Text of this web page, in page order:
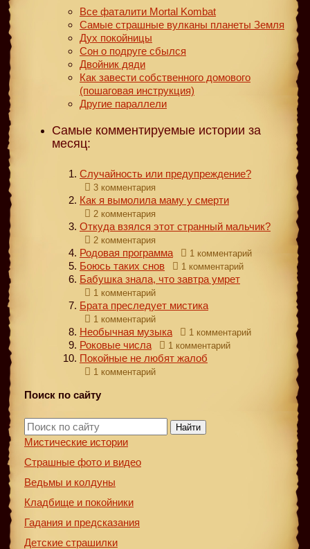
Все фаталити Mortal Kombat
Самые страшные вулканы планеты Земля
Дух покойницы
Сон о подруге сбылся
Двойник дяди
Как завести собственного домового
(пошаговая инструкция)
Другие параллели
Самые комментируемые истории за
месяц:
Случайность или предупреждение?
3 комментария
Как я вымолила маму у смерти
2 комментария
Откуда взялся этот странный мальчик?
2 комментария
Родовая программа 1 комментарий
Боюсь таких снов 1 комментарий
Бабушка знала, что завтра умрет
1 комментарий
Брата преследует мистика
1 комментарий
Необычная музыка 1 комментарий
Роковые числа 1 комментарий
Покойные не любят жалоб
1 комментарий
Поиск по сайту
Найти
Мистические истории
Страшные фото и видео
Ведьмы и колдуны
Кладбище и покойники
Гадания и предсказания
Детские страшилки